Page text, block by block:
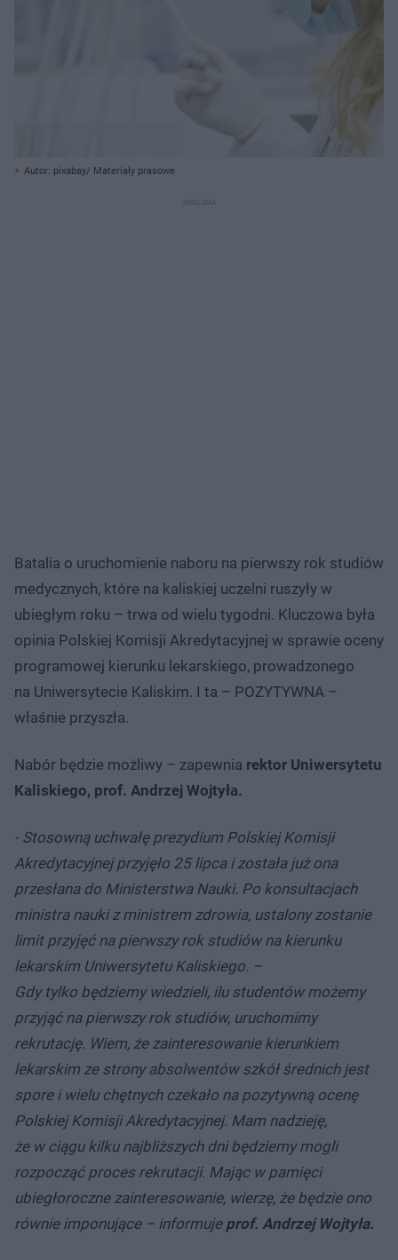
Autor: pixabay/ Materiały prasowe
Batalia o uruchomienie naboru na pierwszy rok studiów
medycznych, które na kaliskiej uczelni ruszyły w
ubiegłym roku – trwa od wielu tygodni. Kluczowa była
opinia Polskiej Komisji Akredytacyjnej w sprawie oceny
programowej kierunku lekarskiego, prowadzonego
na Uniwersytecie Kaliskim. I ta – POZYTYWNA –
właśnie przyszła.
Nabór będzie możliwy – zapewnia rektor Uniwersytetu
Kaliskiego, prof. Andrzej Wojtyła.
- Stosowną uchwałę prezydium Polskiej Komisji
Akredytacyjnej przyjęło 25 lipca i została już ona
przesłana do Ministerstwa Nauki. Po konsultacjach
ministra nauki z ministrem zdrowia, ustalony zostanie
limit przyjęć na pierwszy rok studiów na kierunku
lekarskim Uniwersytetu Kaliskiego. –
Gdy tylko będziemy wiedzieli, ilu studentów możemy
przyjąć na pierwszy rok studiów, uruchomimy
rekrutację. Wiem, że zainteresowanie kierunkiem
lekarskim ze strony absolwentów szkół średnich jest
spore i wielu chętnych czekało na pozytywną ocenę
Polskiej Komisji Akredytacyjnej. Mam nadzieję,
że w ciągu kilku najbliższych dni będziemy mogli
rozpocząć proces rekrutacji. Mając w pamięci
ubiegłoroczne zainteresowanie, wierzę, że będzie ono
równie imponujące – informuje prof. Andrzej Wojtyła.